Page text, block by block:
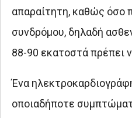
απαραίτητη, καθώς όσο
συνδρόμου, δηλαδή
88-90 εκατοστά πρέπει
Ένα
οποιαδήποτε